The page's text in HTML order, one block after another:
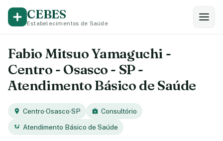
CEBES
Estabelecimentos de Saúde
Fabio Mitsuo Yamaguchi -
Centro - Osasco - SP -
Atendimento Básico de Saúde
Centro·Osasco·SP
Consultório
Atendimento Básico de Saúde